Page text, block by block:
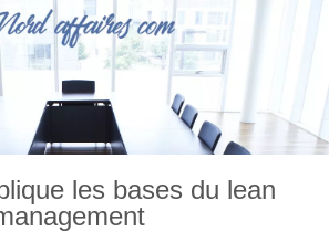
les bases du lean